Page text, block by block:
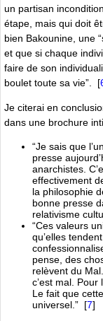
un partisan
étape, mais qui doit
bien Bakounine, une
et que si chaque
faire de son
boulet toute sa vie”.
[
Je citerai en
dans une brochure
“Je sais que
presse
anarchistes.
effectivement
la philosophie
bonne presse
relativisme
“Ces valeurs
quʼelles
pense, des
relèvent du
cʼest mal. Pour
Le fait que
universel.” [7]